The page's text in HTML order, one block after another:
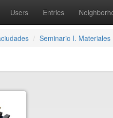
Users Entries
Seminario I. Materiales